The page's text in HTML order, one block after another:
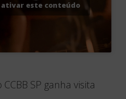
este conteúdo
SP ganha visita